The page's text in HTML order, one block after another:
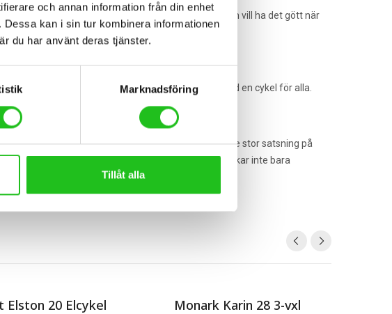
och annan information från din enhet
kan i sin tur kombinera informationen
du har använt deras tjänster.
Marknadsföring
Tillåt alla
ca 150cm. Klassisk stilren vardagscykel för dig som vill ha det gött när
pris. Med stilrena designer och färger finns det alltid en cykel för alla.
dom varit ledande inom cykelindustrin. Tack vare stor satsning på
är en garanti för hög kvalitet. Shimano tillverkar inte bara
Elston 20 Elcykel Monark Karin 28 3-vxl